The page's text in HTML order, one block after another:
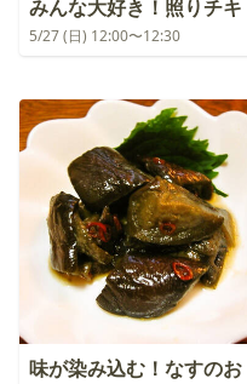
みんな大好き！照りチキ
5/27 (日) 12:00〜12:30
味が染み込む！なすのお